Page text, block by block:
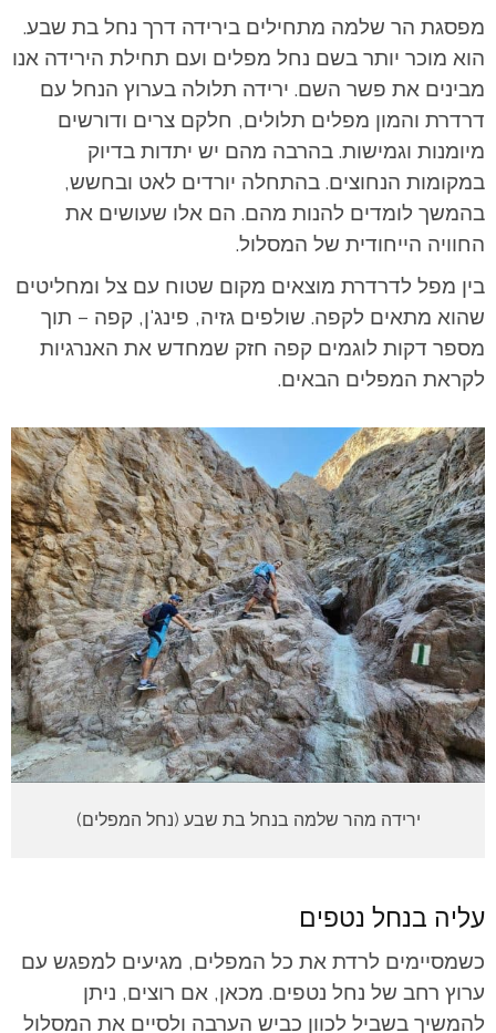
מפסגת הר שלמה מתחילים בירידה דרך נחל בת שבע.
הוא מוכר יותר בשם נחל מפלים ועם תחילת הירידה אנו
מבינים את פשר השם. ירידה תלולה בערוץ הנחל עם
דרדרת והמון מפלים תלולים, חלקם צרים ודורשים
מיומנות וגמישות. בהרבה מהם יש יתדות בדיוק
במקומות הנחוצים. בהתחלה יורדים לאט ובחשש,
בהמשך לומדים להנות מהם. הם אלו שעושים את
החוויה הייחודית של המסלול.
בין מפל לדרדרת מוצאים מקום שטוח עם צל ומחליטים
שהוא מתאים לקפה. שולפים גזיה, פינג'ן, קפה – תוך
מספר דקות לוגמים קפה חזק שמחדש את האנרגיות
לקראת המפלים הבאים.
ירידה מהר שלמה בנחל בת שבע (נחל המפלים)
עליה בנחל נטפים
כשמסיימים לרדת את כל המפלים, מגיעים למפגש עם
ערוץ רחב של נחל נטפים. מכאן, אם רוצים, ניתן
להמשיך בשביל לכוון כביש הערבה ולסיים את המסלול